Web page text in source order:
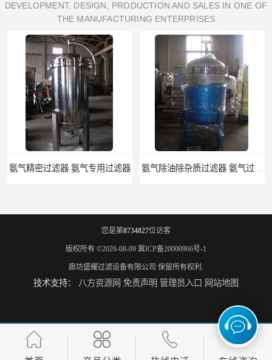
DEVELOPMENT, DESIGN, PRODUCTION AND SALES IN ONE OF
THE MANUFACTURING ENTERPRISES
氨气精密过滤器 氨气专用过滤器
液氨专用过滤器 液氨过滤器生产厂家 液氨除油脱水过滤器 液氨专用过滤器
您是第8734827位访客
版权所有 ©2026-08-09 冀ICP备20000966号-1
廊坊盛耀过滤设备有限公司 保留所有权利.
技术支持： 八方资源网 免责声明 管理员入口 网站地图